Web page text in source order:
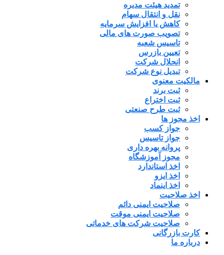
تمدید هیئت مدیره
نقل و انتقال سهام
کاهش یا افزایش سرمایه
تصویب صورت های مالی
تاسیس شعبه
تعیین بازرس
انحلال شرکت
تبدیل نوع شرکت
مالکیت معنوی
ثبت برند
ثبت اختراع
ثبت طرح صنعتی
اخذ مجوز ها
جواز کسب
جواز تاسیس
پروانه بهره داری
مجوز آموزشگاه
اخذ استاندارد
اخذ ایزو
اخذ اینماد
اخذ صلاحیت
صلاحیت ایمنی دائم
صلاحیت ایمنی موقت
صلاحیت شرکت های خدماتی
کارت بازرگانی
درباره ما